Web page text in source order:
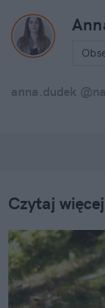
anna.dudek
Czytaj więcej